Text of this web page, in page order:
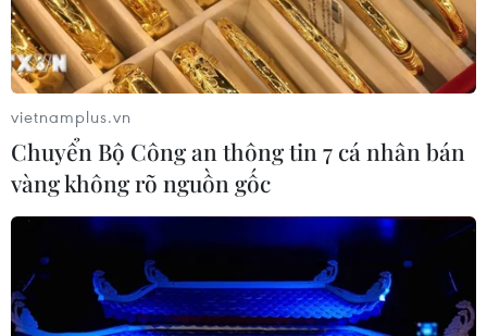
Chủ tịch Liên đoàn Bóng đá thế giới
chịu sức ép chưa từng có
06/08/2026 04:12
Futsal Việt Nam bất bại sau trận hòa
khó tin trước chủ nhà Thái Lan
06/08/2026 02:38
Toàn cảnh ASEAN Cup: Thái
vietnamplus.vn
Chuyển Bộ Công an thông tin 7 cá nhân bán
vàng không rõ nguồn gốc